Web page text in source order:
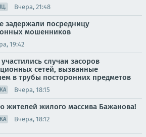
Вчера, 21:48
задержали посредницу
мошенников
19:42
случаи засоров
сетей, вызванные
в трубы посторонних предметов
Вчера, 18:15
жителей жилого массива Бажанова!
Вчера, 18:12